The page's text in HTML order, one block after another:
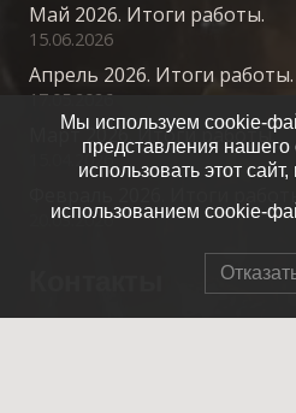
Май 2026. Итоги работы.
15.06.2026
Апрель 2026. Итоги работы.
17.05.2026
Март 2026. Итоги работы.
15.04.2026
Февраль 2026. Итоги
20.03.2026
Мы используем cookie-
представления
использовать этот
использованием cookie-